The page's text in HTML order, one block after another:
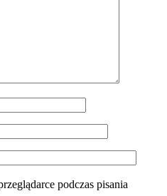
podczas pisania